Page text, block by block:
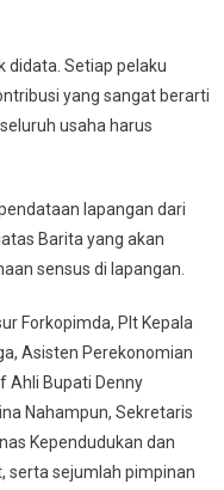
didata. Setiap pelaku
yang sangat berarti
usaha harus
lapangan dari
Barita yang akan
sensus di lapangan.
Forkopimda, Plt Kepala
Asisten Perekonomian
Ahli Bupati Denny
Nahampun, Sekretaris
Kependudukan dan
serta sejumlah pimpinan